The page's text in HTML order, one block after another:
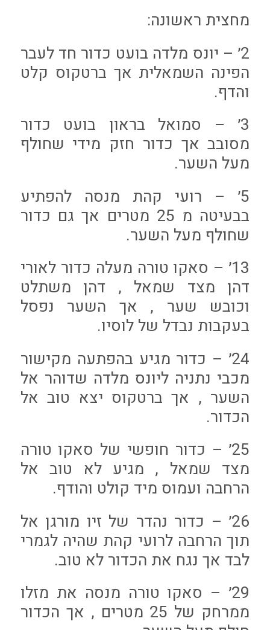
מחצית ראשונה:
2׳ – יונס מלדה בועט כדור חד לעבר
הפינה השמאלית אך ברטקוס קלט
והדף.
3׳ – סמואל בראון בועט כדור
מסובב אך כדור חזק מידי שחולף
מעל השער.
5׳ – רועי קהת מנסה להפתיע
בבעיטה מ 25 מטרים אך גם כדור
שחולף מעל השער.
13׳ – סאקו טורה מעלה כדור לאורי
דהן מצד שמאל , דהן משתלט
וכובש שער , אך השער נפסל
בעקבות נבדל של לוסיו.
24׳ – כדור מגיע בהפתעה מקישור
מכבי נתניה ליונס מלדה שדוהר אל
השער , אך ברטקוס יצא טוב אל
הכדור.
25׳ – כדור חופשי של סאקו טורה
מצד שמאל , מגיע לא טוב אל
הרחבה ועמוס מיד קולט והודף.
26׳ – כדור נהדר של זיו מורגן אל
תוך הרחבה לרועי קהת שהיה לגמרי
לבד אך נגח את הכדור לא טוב.
29׳ – סאקו טורה מנסה את מזלו
ממרחק של 25 מטרים , אך הכדור